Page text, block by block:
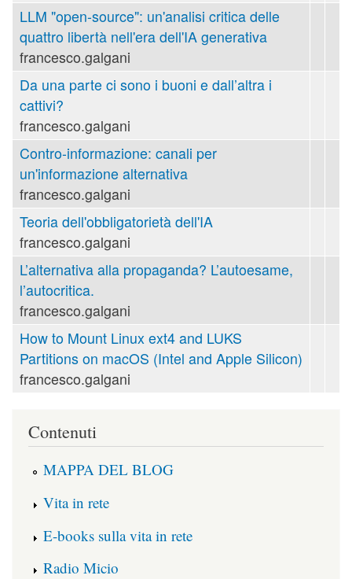
LLM "open-source": un'analisi critica delle
quattro libertà nell'era dell'IA generativa
francesco.galgani
Da una parte ci sono i buoni e dall’altra i
cattivi?
francesco.galgani
Contro-informazione: canali per
un'informazione alternativa
francesco.galgani
Teoria dell'obbligatorietà dell'IA
francesco.galgani
L’alternativa alla propaganda? L’autoesame,
l’autocritica.
francesco.galgani
How to Mount Linux ext4 and LUKS
Partitions on macOS (Intel and Apple Silicon)
francesco.galgani
Contenuti
MAPPA DEL BLOG
Vita in rete
E-books sulla vita in rete
Radio Micio